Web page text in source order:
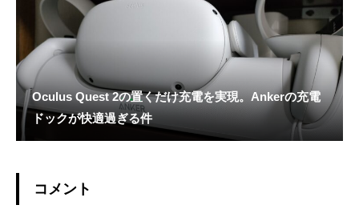
Oculus Quest 2の置くだけ充電を実現。Ankerの充電
ドックが快適過ぎる件
コメント